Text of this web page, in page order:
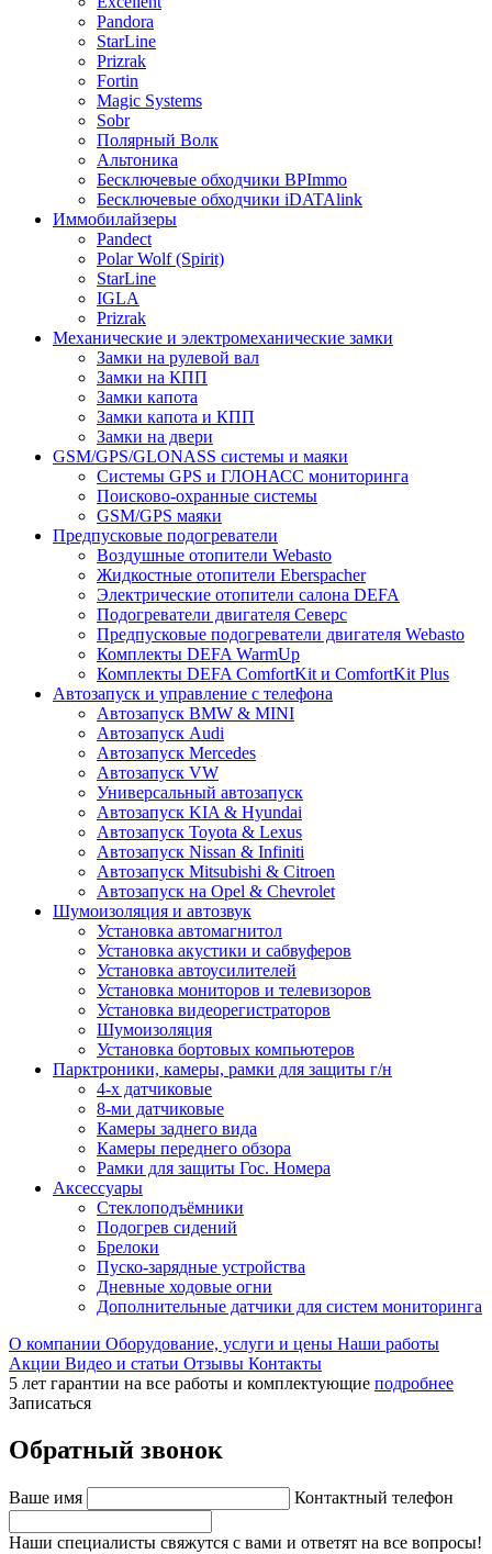
Pandora
StarLine
Prizrak
Fortin
Magic Systems
Sobr
Полярный Волк
Альтоника
Бесключевые обходчики BPImmo
Бесключевые обходчики iDATAlink
Иммобилайзеры
Pandect
Polar Wolf (Spirit)
StarLine
IGLA
Prizrak
Механические и электромеханические замки
Замки на рулевой вал
Замки на КПП
Замки капота
Замки капота и КПП
Замки на двери
GSM/GPS/GLONASS системы и маяки
Системы GPS и ГЛОНАСС мониторинга
Поисково-охранные системы
GSM/GPS маяки
Предпусковые подогреватели
Воздушные отопители Webasto
Жидкостные отопители Eberspacher
Электрические отопители салона DEFA
Подогреватели двигателя Северс
Предпусковые подогреватели двигателя Webasto
Комплекты DEFA WarmUp
Комплекты DEFA ComfortKit и ComfortKit Plus
Автозапуск и управление с телефона
Автозапуск BMW & MINI
Автозапуск Audi
Автозапуск Mercedes
Автозапуск VW
Универсальный автозапуск
Автозапуск KIA & Hyundai
Автозапуск Toyota & Lexus
Автозапуск Nissan & Infiniti
Автозапуск Mitsubishi & Citroen
Автозапуск на Opel & Chevrolet
Шумоизоляция и автозвук
Установка автомагнитол
Установка акустики и сабвуферов
Установка автоусилителей
Установка мониторов и телевизоров
Установка видеорегистраторов
Шумоизоляция
Установка бортовых компьютеров
Парктроники, камеры, рамки для защиты г/н
4-х датчиковые
8-ми датчиковые
Камеры заднего вида
Камеры переднего обзора
Рамки для защиты Гос. Номера
Аксессуары
Стеклоподъёмники
Подогрев сидений
Брелоки
Пуско-зарядные устройства
Дневные ходовые огни
Дополнительные датчики для систем мониторинга
О компании Оборудование, услуги и цены Наши работы
Акции Видео и статьи Отзывы Контакты
5 лет гарантии на все работы и комплектующие подробнее
Записаться
Обратный звонок
Ваше имя Контактный телефон
Наши специалисты свяжутся с вами и ответят на все вопросы!